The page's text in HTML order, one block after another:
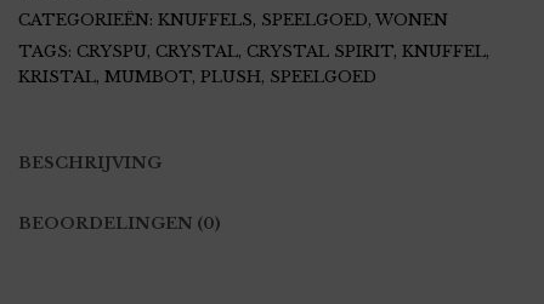
CATEGORIEËN: KNUFFELS, SPEELGOED, WONEN
TAGS: CRYSPU, CRYSTAL, CRYSTAL SPIRIT, KNUFFEL,
KRISTAL, MUMBOT, PLUSH, SPEELGOED
BESCHRIJVING
BEOORDELINGEN (0)